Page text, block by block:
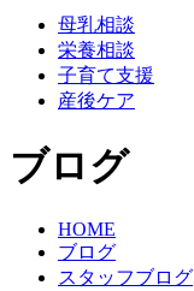
母乳相談
栄養相談
子育て支援
産後ケア
ブログ
HOME
ブログ
スタッフブログ